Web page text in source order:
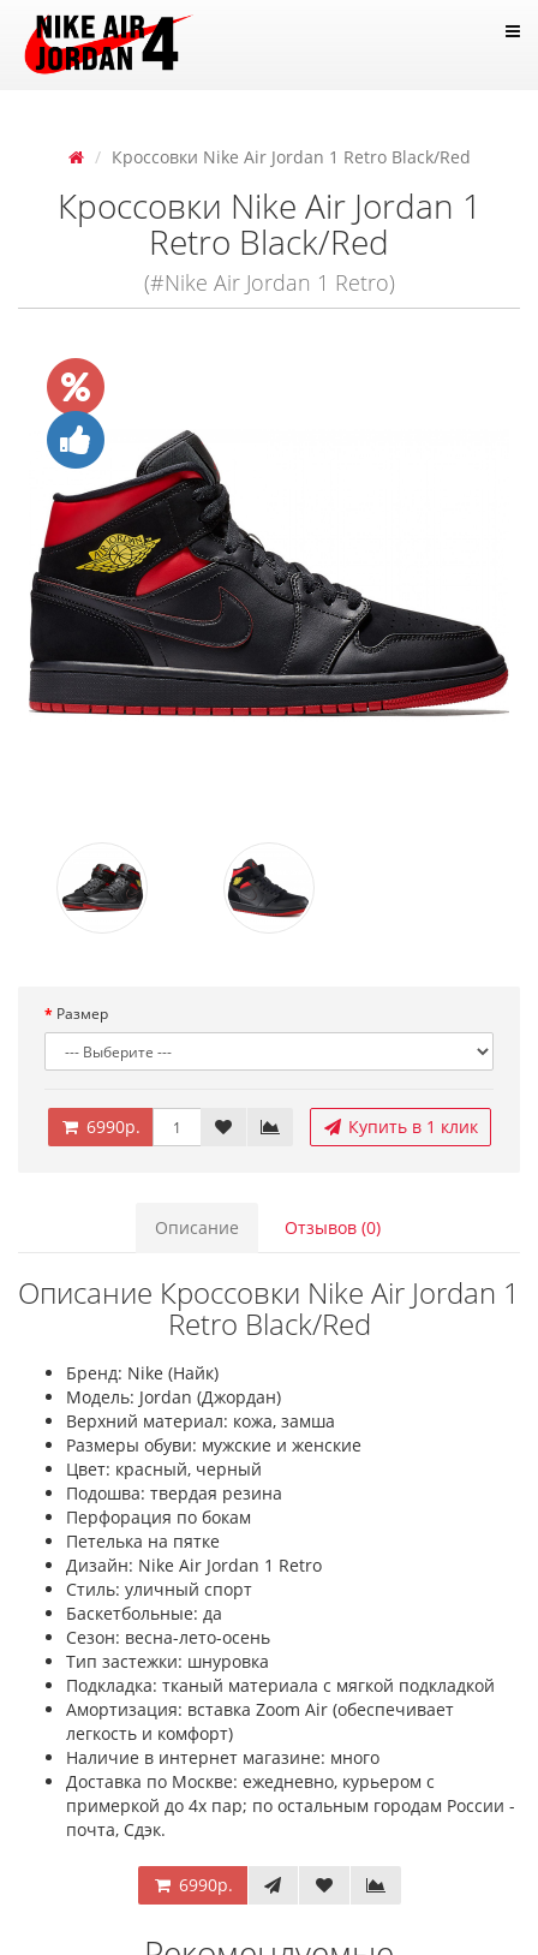
Кроссовки Nike Air Jordan 1 Retro Black/Red
Кроссовки Nike Air Jordan 1
Retro Black/Red
(#Nike Air Jordan 1 Retro)
Размер
6990р. Купить в 1 клик
Описание Отзывов (0)
Описание Кроссовки Nike Air Jordan 1
Retro Black/Red
Бренд: Nike (Найк)
Модель: Jordan (Джордан)
Верхний материал: кожа, замша
Размеры обуви: мужские и женские
Цвет: красный, черный
Подошва: твердая резина
Перфорация по бокам
Петелька на пятке
Дизайн: Nike Air Jordan 1 Retro
Стиль: уличный спорт
Баскетбольные: да
Сезон: весна-лето-осень
Тип застежки: шнуровка
Подкладка: тканый материала с мягкой подкладкой
Амортизация: вставка Zoom Air (обеспечивает
легкость и комфорт)
Наличие в интернет магазине: много
Доставка по Москве: ежедневно, курьером с
примеркой до 4х пар; по остальным городам России -
почта, Сдэк.
6990р.